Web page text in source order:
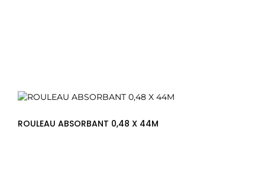
ROULEAU ABSORBANT 0,48 X 44M